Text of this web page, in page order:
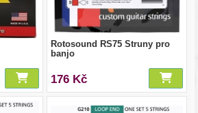
Rotosound RS75 Struny pro
banjo
176 Kč